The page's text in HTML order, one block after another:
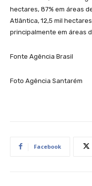
hectares, 87% em áreas
Atlântica, 12,5 mil
principalmente em áreas
Fonte Agência Brasil
Foto Agência Santarém
Facebook